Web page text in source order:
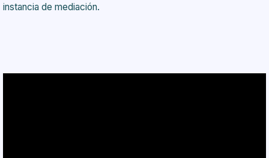
instancia de mediación.